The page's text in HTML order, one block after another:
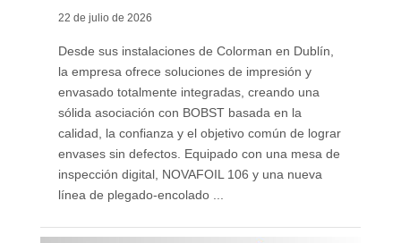
22 de julio de 2026
Desde sus instalaciones de Colorman en Dublín,
la empresa ofrece soluciones de impresión y
envasado totalmente integradas, creando una
sólida asociación con BOBST basada en la
calidad, la confianza y el objetivo común de lograr
envases sin defectos. Equipado con una mesa de
inspección digital, NOVAFOIL 106 y una nueva
línea de plegado-encolado ...